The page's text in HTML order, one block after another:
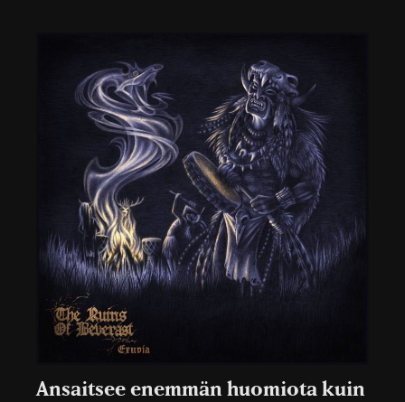
Ansaitsee enemmän huomiota kuin